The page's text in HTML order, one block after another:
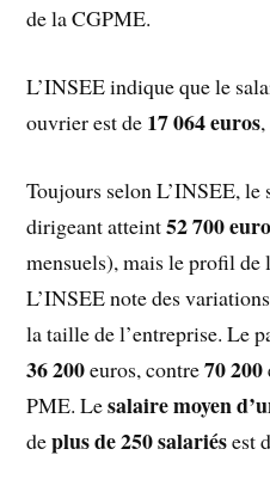
de la CGPME.
L’INSEE indique que le
ouvrier est de 17 064 euros
Toujours selon L’INSEE, le
dirigeant atteint52 700
mensuels), mais le profil de
L’INSEE note des
la taille de l’entreprise. Le
36 200euros, contre70 200
PME. Lesalaire moyen
deplus de 250 salariésest